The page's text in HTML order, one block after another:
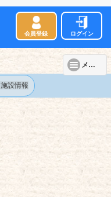
会員登録 ログイン
メニュー
施設情報